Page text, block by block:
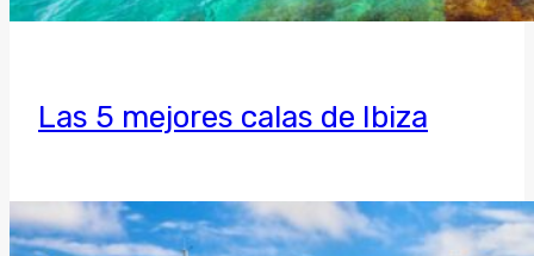
Las 5 mejores calas de Ibiza